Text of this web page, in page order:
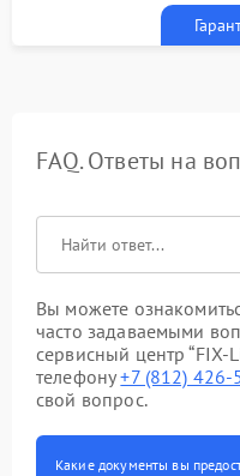
FAQ. Ответы на
Вы можете
часто задаваемыми
сервисный центр
телефону+7 (812) 426-
свой вопрос.
Какие документы вы